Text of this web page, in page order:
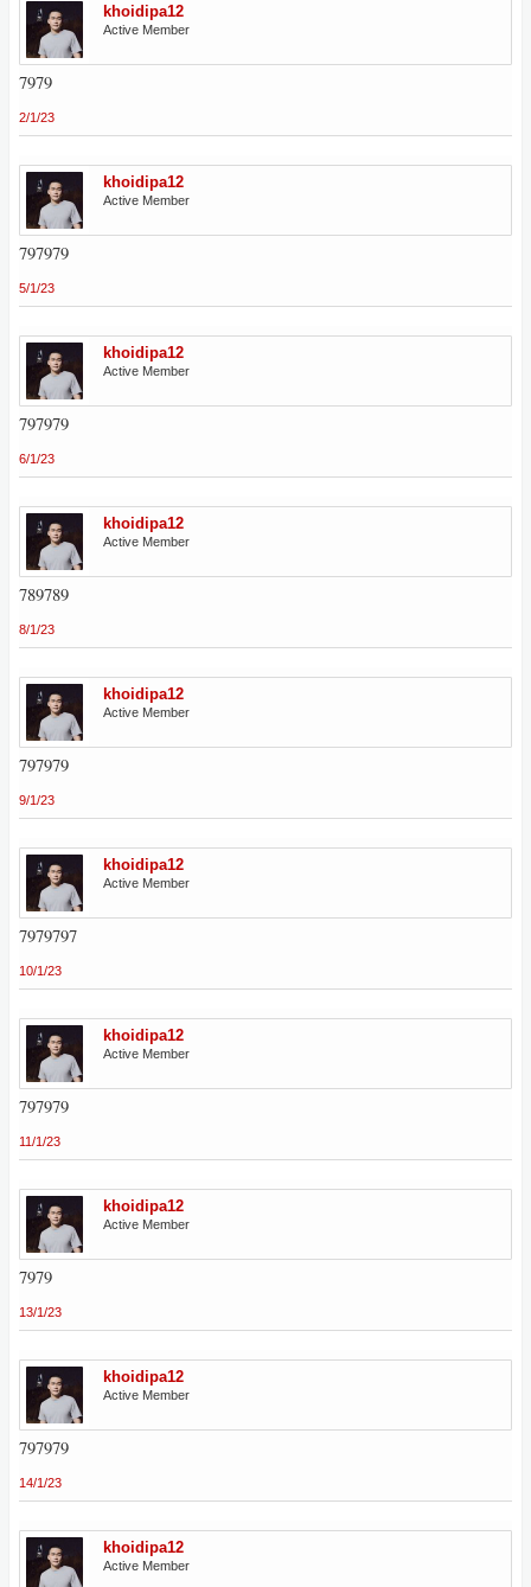
khoidipa12
Active Member
7979
2/1/23
khoidipa12
Active Member
797979
5/1/23
khoidipa12
Active Member
797979
6/1/23
khoidipa12
Active Member
789789
8/1/23
khoidipa12
Active Member
797979
9/1/23
khoidipa12
Active Member
7979797
10/1/23
khoidipa12
Active Member
797979
11/1/23
khoidipa12
Active Member
7979
13/1/23
khoidipa12
Active Member
797979
14/1/23
khoidipa12
Active Member